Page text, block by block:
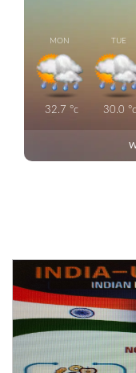
MON
32.7 °c
TUE
30.0 °c